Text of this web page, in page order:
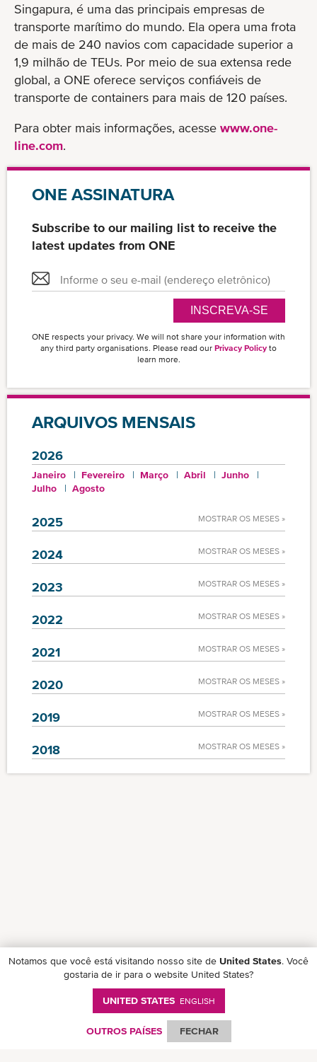
Singapura, é uma das principais empresas de
transporte marítimo do mundo. Ela opera uma frota
de mais de 240 navios com capacidade superior a
1,9 milhão de TEUs. Por meio de sua extensa rede
global, a ONE oferece serviços confiáveis de
transporte de containers para mais de 120 países.
Para obter mais informações, acesse www.one-
line.com.
ONE ASSINATURA
Subscribe to our mailing list to receive the
latest updates from ONE
INSCREVA-SE
ONE respects your privacy. We will not share your information with
any third party organisations. Please read our Privacy Policy to
learn more.
ARQUIVOS MENSAIS
2026
Janeiro Fevereiro Março Abril
Junho
Julho
Agosto
2025 MOSTRAR OS MESES »
2024 MOSTRAR OS MESES »
2023 MOSTRAR OS MESES »
2022 MOSTRAR OS MESES »
2021 MOSTRAR OS MESES »
2020 MOSTRAR OS MESES »
2019 MOSTRAR OS MESES »
2018 MOSTRAR OS MESES »
Follow ONE on social media
Notamos que você está visitando nosso site de United States. Você
gostaria de ir para o website United States?
UNITED STATES ENGLISH
OUTROS PAÍSES FECHAR